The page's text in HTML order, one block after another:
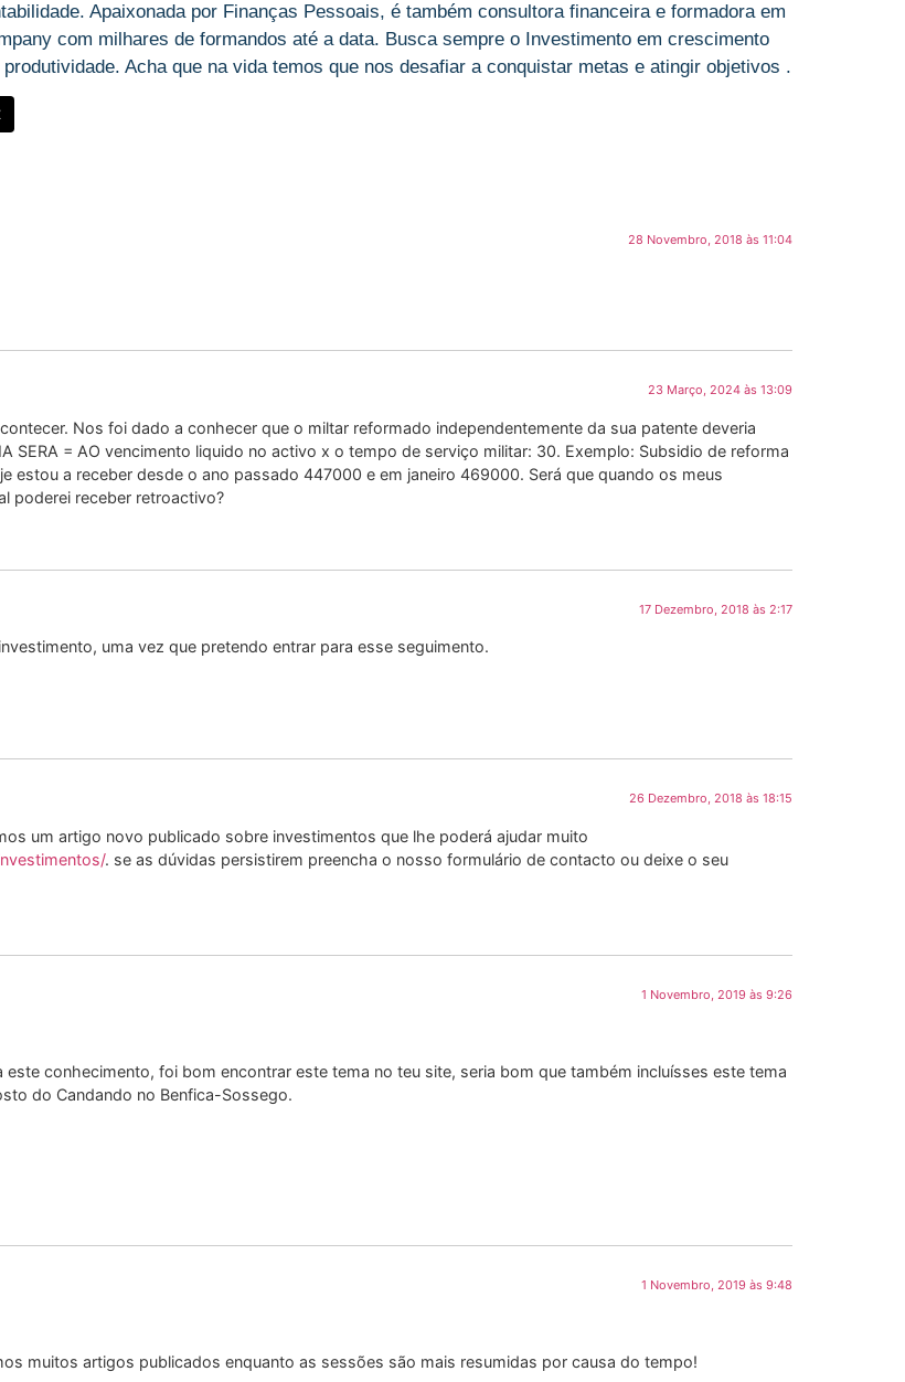
Apaixonada por Finanças Pessoais, é também consultora financeira e formadora em
com milhares de formandos até a data. Busca sempre o Investimento em crescimento
Acha que na vida temos que nos desafiar a conquistar metas e atingir objetivos .
28 Novembro, 2018 às 11:04
23 Março, 2024 às 13:09
Nos foi dado a conhecer que o miltar reformado independentemente da sua patente deveria
SERA = AO vencimento liquido no activo x o tempo de serviço militar: 30. Exemplo: Subsidio de reforma
a receber desde o ano passado 447000 e em janeiro 469000. Será que quando os meus
poderei receber retroactivo?
17 Dezembro, 2018 às 2:17
uma vez que pretendo entrar para esse seguimento.
26 Dezembro, 2018 às 18:15
um artigo novo publicado sobre investimentos que lhe poderá ajudar muito
. se as dúvidas persistirem preencha o nosso formulário de contacto ou deixe o seu
1 Novembro, 2019 às 9:26
conhecimento, foi bom encontrar este tema no teu site, seria bom que também incluísses este tema
do Candando no Benfica-Sossego.
1 Novembro, 2019 às 9:48
muitos artigos publicados enquanto as sessões são mais resumidas por causa do tempo!